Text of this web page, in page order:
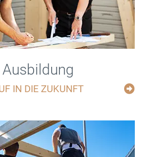
Ausbildung
IN DIE ZUKUNFT